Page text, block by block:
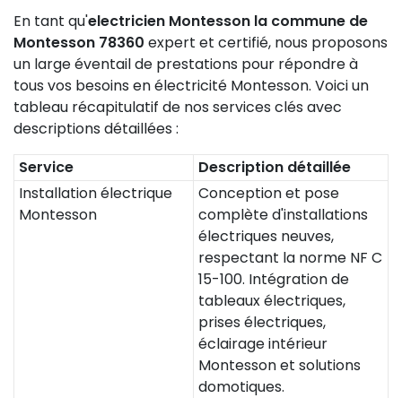
En tant qu'electricien Montesson la commune de
Montesson 78360 expert et certifié, nous proposons
un large éventail de prestations pour répondre à
tous vos besoins en électricité Montesson. Voici un
tableau récapitulatif de nos services clés avec
descriptions détaillées :
Service
Description détaillée
Installation électrique
Montesson
Conception et pose
complète d'installations
électriques neuves,
respectant la norme NF C
15-100. Intégration de
tableaux électriques,
prises électriques,
éclairage intérieur
Montesson et solutions
domotiques.